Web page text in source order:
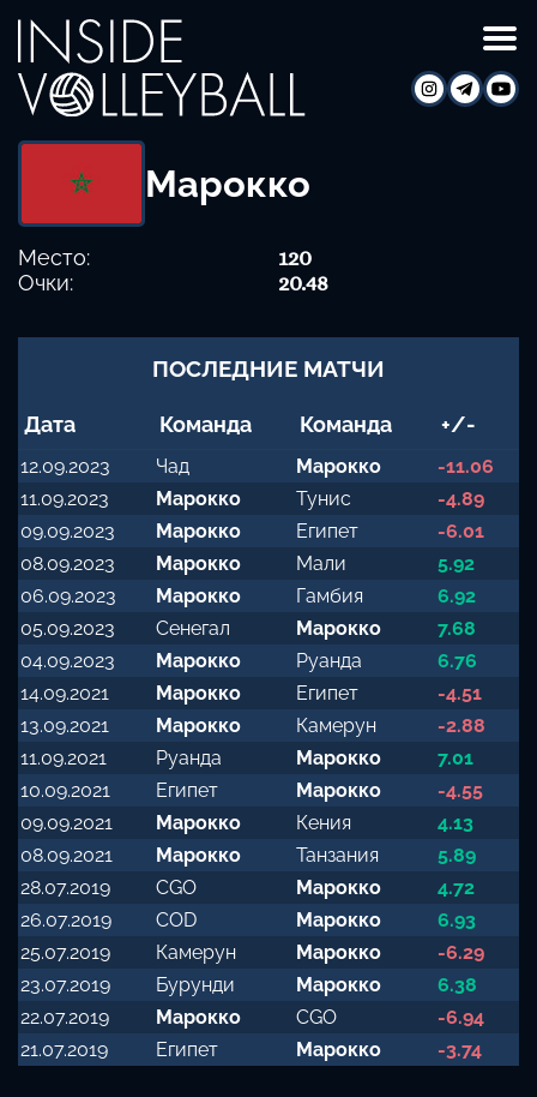
Марокко
Место:
120
Очки:
20.48
ПОСЛЕДНИЕ МАТЧИ
Дата Команда Команда +/-
12.09.2023 Чад Марокко
-11.06
11.09.2023
Марокко Тунис
-4.89
09.09.2023
Марокко Египет
-6.01
08.09.2023
Марокко Мали
5.92
06.09.2023
Марокко Гамбия
6.92
05.09.2023
Сенегал Марокко
7.68
04.09.2023
Марокко Руанда
6.76
14.09.2021
Марокко Египет
-4.51
13.09.2021
Марокко Камерун
-2.88
11.09.2021
Руанда Марокко
7.01
10.09.2021
Египет Марокко
-4.55
09.09.2021
Марокко Кения
4.13
08.09.2021
Марокко Танзания
5.89
28.07.2019
CGO Марокко
4.72
26.07.2019
COD Марокко
6.93
25.07.2019
Камерун Марокко
-6.29
23.07.2019
Бурунди Марокко
6.38
22.07.2019
Марокко CGO
-6.94
21.07.2019
Египет Марокко -3.74